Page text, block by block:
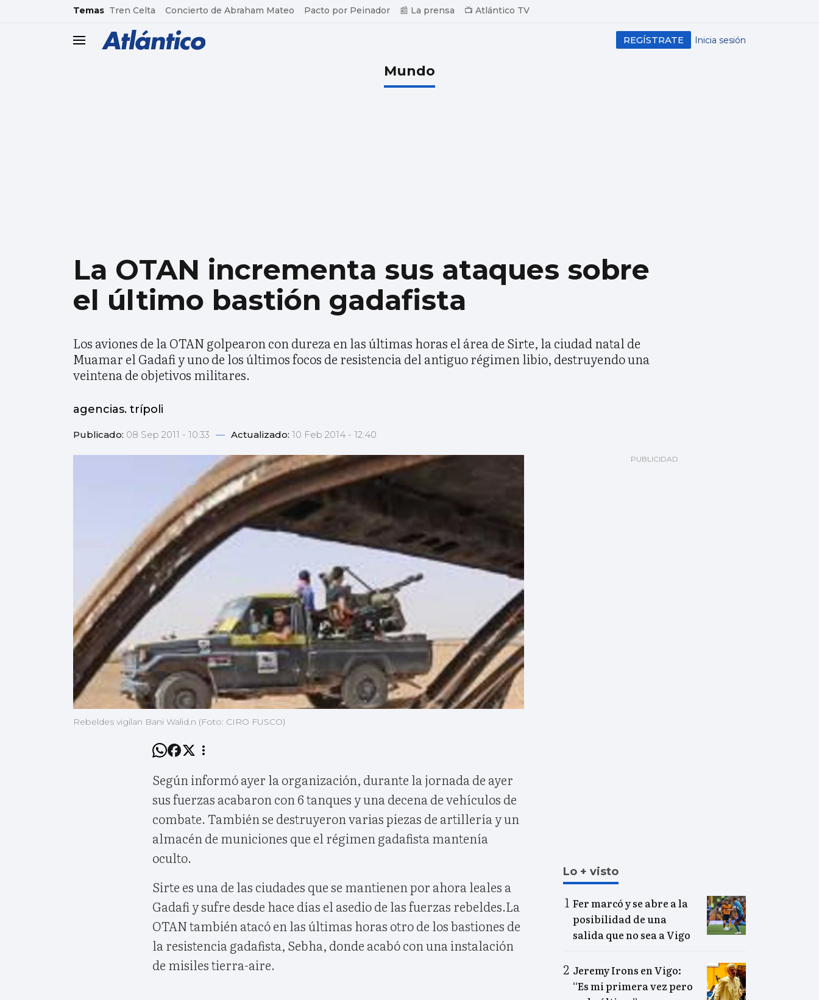
common.go-to-content
Temas Tren Celta Concierto de Abraham Mateo Pacto por Peinador 📰 La prensa 📺 Atlántico TV
header.menu.open Inicia sesión
REGÍSTRATE
Mundo
La OTAN incrementa sus ataques sobre
el último bastión gadafista
Los aviones de la OTAN golpearon con dureza en las últimas horas el área de Sirte, la ciudad natal de
Muamar el Gadafi y uno de los últimos focos de resistencia del antiguo régimen libio, destruyendo una
veintena de objetivos militares.
agencias. trípoli
Publicado: 08 Sep 2011 - 10:33 — Actualizado: 10 Feb 2014 - 12:40
Rebeldes vigilan Bani Walid.n (Foto: CIRO FUSCO)
Según informó ayer la organización, durante la jornada de ayer
sus fuerzas acabaron con 6 tanques y una decena de vehículos de
combate. También se destruyeron varias piezas de artillería y un
almacén de municiones que el régimen gadafista mantenía
oculto.
Sirte es una de las ciudades que se mantienen por ahora leales a
Gadafi y sufre desde hace días el asedio de las fuerzas rebeldes.La
OTAN también atacó en las últimas horas otro de los bastiones de
la resistencia gadafista, Sebha, donde acabó con una instalación
de misiles tierra-aire.
Lo + visto
Fer marcó y se abre a la
posibilidad de una
salida que no sea a Vigo
Jeremy Irons en Vigo:
“Es mi primera vez pero